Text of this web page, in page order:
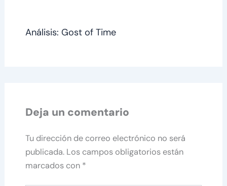
Análisis: Gost of Time
Deja un comentario
Tu dirección de correo electrónico no será
publicada. Los campos obligatorios están
marcados con *